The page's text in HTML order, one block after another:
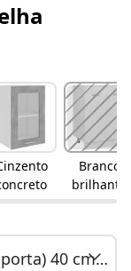
Branco
brilhante
1 armário suspenso de vidro (1 porta) 40 cm de largura 60 cm de altura